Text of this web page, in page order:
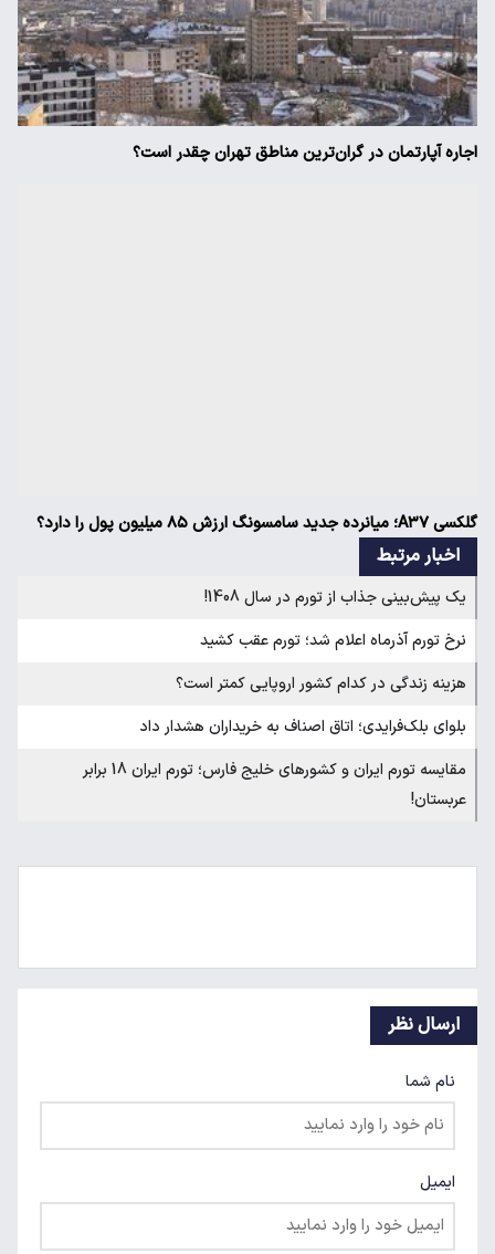
اجاره آپارتمان در گران‌ترین مناطق تهران چقدر است؟
گلکسی A۳۷؛ میانرده جدید سامسونگ ارزش ۸۵ میلیون پول را دارد؟
اخبار مرتبط
یک پیش‌بینی جذاب از تورم در سال 1408!
نرخ تورم آذرماه اعلام شد؛ تورم عقب کشید
هزینه زندگی در کدام کشور اروپایی کمتر است؟
بلوای بلک‌فرایدی؛ اتاق اصناف به خریداران هشدار داد
مقایسه تورم ایران و کشورهای خلیج فارس؛ تورم ایران 18 برابر
عربستان!
ارسال نظر
نام شما
ایمیل